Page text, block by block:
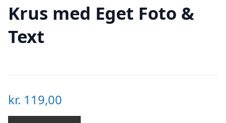
Krus med Eget Foto &
Text
kr. 119,00